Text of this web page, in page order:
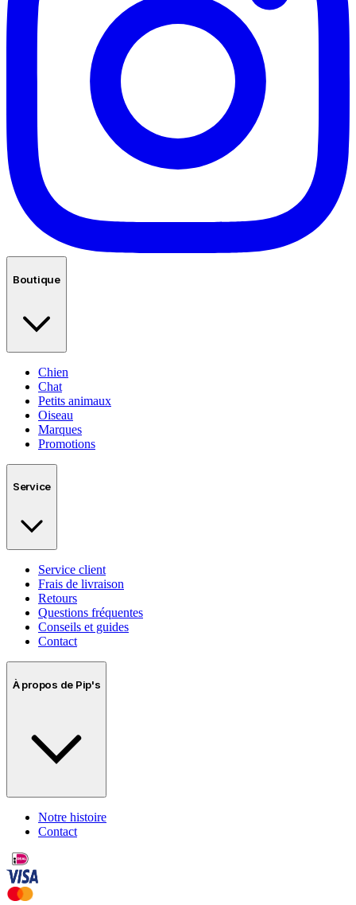
Boutique
Chien
Chat
Petits animaux
Oiseau
Marques
Promotions
Service
Service client
Frais de livraison
Retours
Questions fréquentes
Conseils et guides
Contact
À propos de Pip's
Notre histoire
Contact